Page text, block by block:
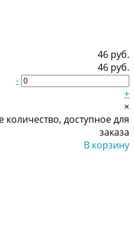
46 руб.
46 руб.
-
+
×
доступное для
заказа
В корзину